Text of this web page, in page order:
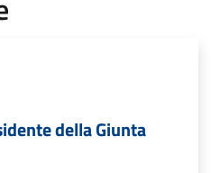
della Giunta